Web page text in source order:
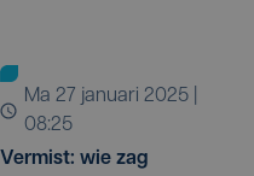
ma 27 januari 2025 |
08:25
Vermist: wie zag